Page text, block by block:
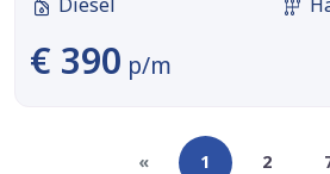
€ 390 p/m
« 1 2